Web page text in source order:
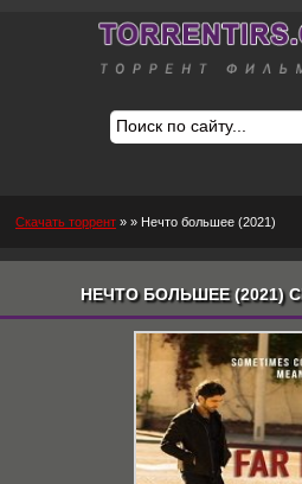
Скачать торрент » » Нечто большее (2021)
НЕЧТО БОЛЬШЕЕ (2021)